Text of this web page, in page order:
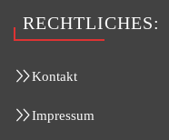
RECHTLICHES:
Kontakt
Impressum